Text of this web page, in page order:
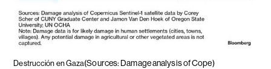
Destrucción en Gaza(Sources: Damage analysis of Cope)